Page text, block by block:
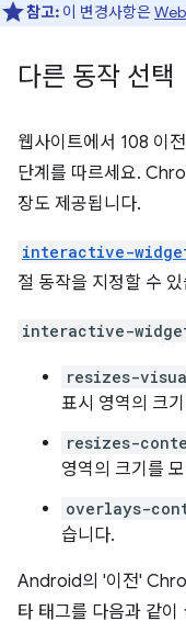
참고: 이 변경사항은
다른 동작 선택
웹사이트에서 108 이
단계를 따르세요.
장도 제공됩니다.
interactive-
절 동작을 지정할 수
interactive-
resizes-
표시 영역의 크
resizes-
영역의 크기를
overlays-
습니다.
Android의 '이전'
타 태그를 다음과 같이